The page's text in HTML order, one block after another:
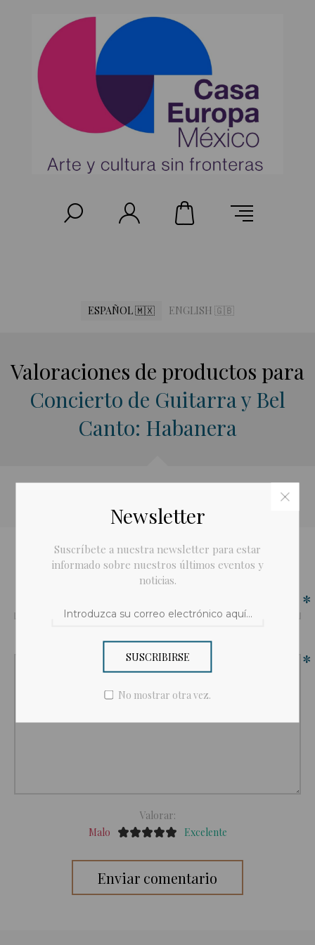
ESPAÑOL 🇲🇽 ENGLISH 🇬🇧
Valoraciones de productos para
Concierto de Guitarra y Bel
Canto: Habanera
Escribe tu propio comentario
Solo los usuarios registrados pueden escribir comentarios
Título de la revisión:
*
Revisar texto:
*
Valorar:
Malo
Excelente
Enviar comentario
Newsletter
Suscríbete a nuestra newsletter para estar
informado sobre nuestros últimos eventos y
noticias.
SUSCRIBIRSE
No mostrar otra vez.